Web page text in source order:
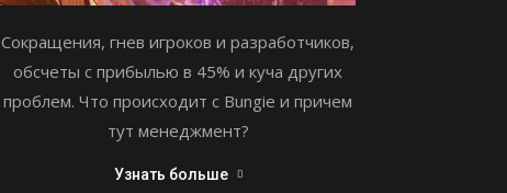
Сокращения, гнев игроков и разработчиков,
обсчеты с прибылью в 45% и куча других
проблем. Что происходит с Bungie и причем
тут менеджмент?
Узнать больше